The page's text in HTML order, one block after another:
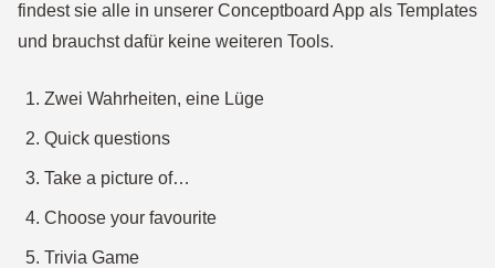
findest sie alle in unserer Conceptboard App als Templates
und brauchst dafür keine weiteren Tools.
Zwei Wahrheiten, eine Lüge
Quick questions
Take a picture of…
Choose your favourite
Trivia Game